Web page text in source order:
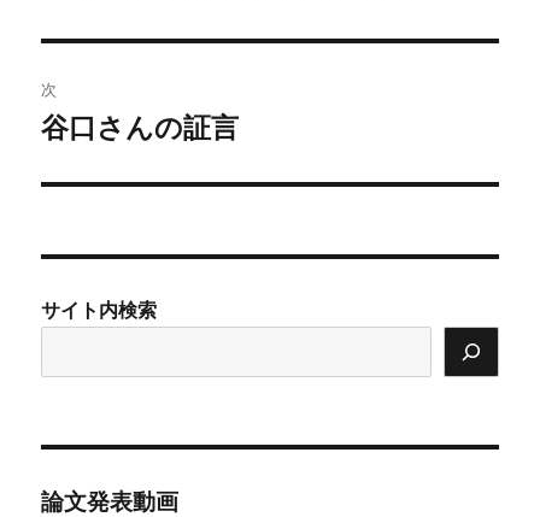
ビ
ゲ
ー
ン
投
稿:
次
次
投
谷口さんの証言
サイト内検索
論文発表動画